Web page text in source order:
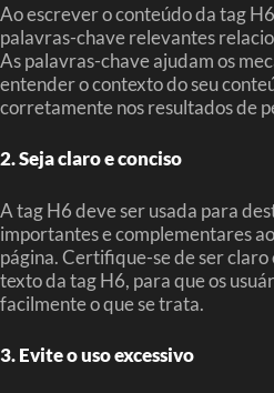
Ao escrever o conteúdo da tag
palavras-chave relevantes
As palavras-chave ajudam os
entender o contexto do seu
corretamente nos resultados de
2. Seja claro e conciso
A tag H6 deve ser usada para
importantes e complementares
página. Certifique-se de ser claro
texto da tag H6, para que os
facilmente o que se trata.
3. Evite o uso excessivo